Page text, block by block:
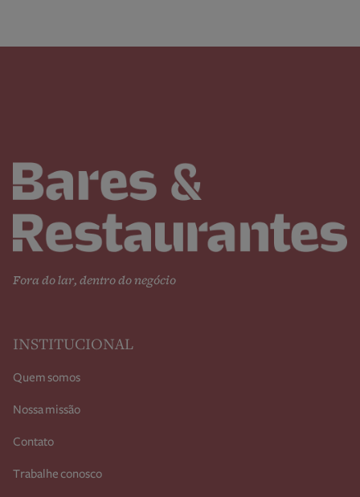
Fora do lar, dentro do negócio
INSTITUCIONAL
Quem somos
Nossa missão
Contato
Trabalhe conosco